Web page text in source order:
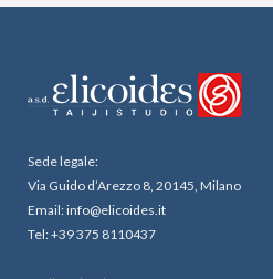
Sede legale:
Via Guido d’Arezzo 8, 20145, Milano
Email: info@elicoides.it
Tel: +39 375 8110437